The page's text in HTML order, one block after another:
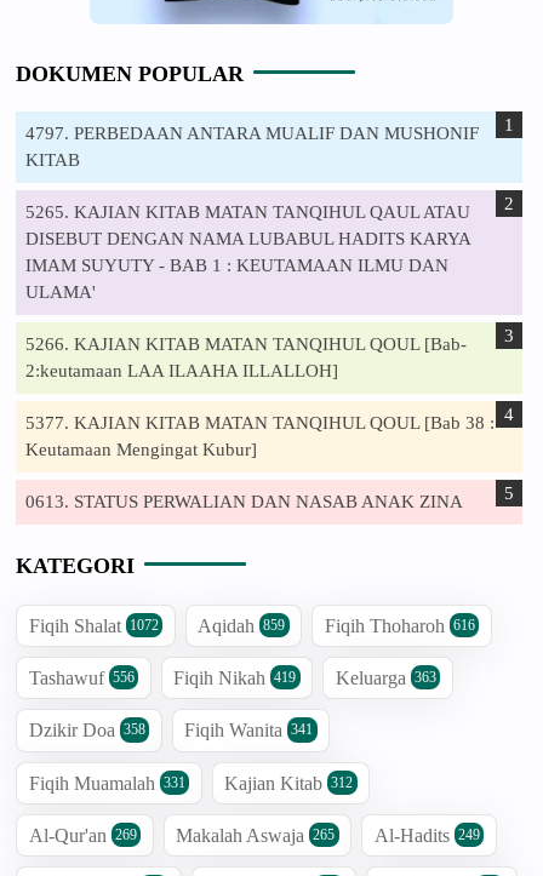
DOKUMEN POPULAR
4797. PERBEDAAN ANTARA MUALIF DAN MUSHONIF
KITAB
5265. KAJIAN KITAB MATAN TANQIHUL QAUL ATAU
DISEBUT DENGAN NAMA LUBABUL HADITS KARYA
IMAM SUYUTY - BAB 1 : KEUTAMAAN ILMU DAN
ULAMA'
5266. KAJIAN KITAB MATAN TANQIHUL QOUL [Bab-
2:keutamaan LAA ILAAHA ILLALLOH]
5377. KAJIAN KITAB MATAN TANQIHUL QOUL [Bab 38 :
Keutamaan Mengingat Kubur]
0613. STATUS PERWALIAN DAN NASAB ANAK ZINA
KATEGORI
Fiqih Shalat 1072 Aqidah 859 Fiqih Thoharoh 616
Tashawuf 556 Fiqih Nikah 419 Keluarga 363
Dzikir Doa 358 Fiqih Wanita 341
Fiqih Muamalah 331 Kajian Kitab 312
Al-Qur'an 269 Makalah Aswaja 265 Al-Hadits 249